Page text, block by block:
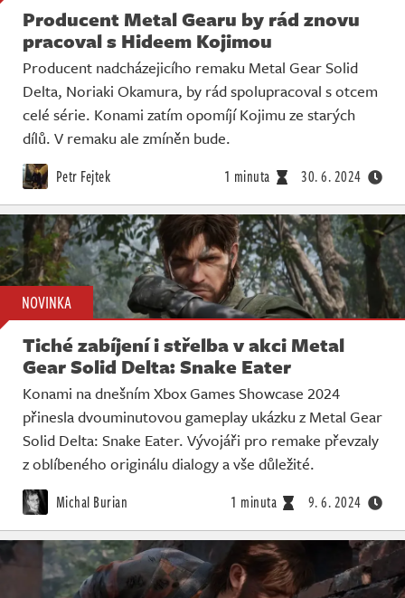
Producent Metal Gearu by rád znovu
pracoval s Hideem Kojimou
Producent nadcházejicího remaku Metal Gear Solid
Delta, Noriaki Okamura, by rád spolupracoval s otcem
celé série. Konami zatím opomíjí Kojimu ze starých
dílů. V remaku ale zmíněn bude.
Petr Fejtek 1 minuta 30. 6. 2024
NOVINKA
Tiché zabíjení i střelba v akci Metal
Gear Solid Delta: Snake Eater
Konami na dnešním Xbox Games Showcase 2024
přinesla dvouminutovou gameplay ukázku z Metal Gear
Solid Delta: Snake Eater. Vývojáři pro remake převzaly
z oblíbeného originálu dialogy a vše důležité.
Michal Burian 1 minuta 9. 6. 2024